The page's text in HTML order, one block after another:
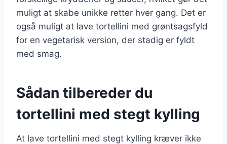
muligt at skabe unikke retter hver gang. Det er
også muligt at lave tortellini med grøntsagsfyld
for en vegetarisk version, der stadig er fyldt
med smag.
Sådan tilbereder du
tortellini med stegt kylling
At lave tortellini med stegt kylling kræver ikke